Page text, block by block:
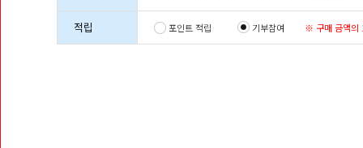
적립 포인트 적립 기부참여 ※ 구매 금액의